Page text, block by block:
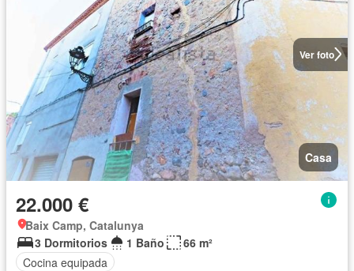
Ver foto
Casa
22.000 €
Baix Camp, Catalunya
3 Dormitorios
1 Baño
66 m²
Cocina equipada